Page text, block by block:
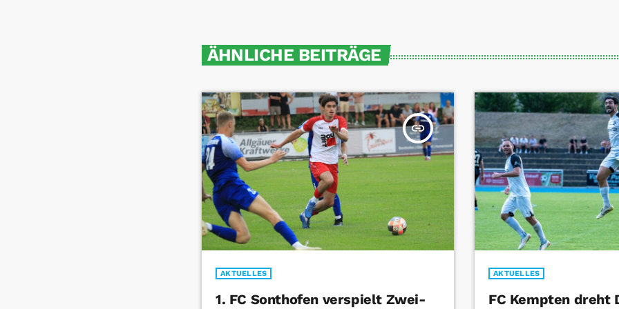
ÄHNLICHE BEITRÄGE
insert_link
AKTUELLES
1. FC Sonthofen verspielt Zwei-
AKTUELLES
FC Kempten dreht